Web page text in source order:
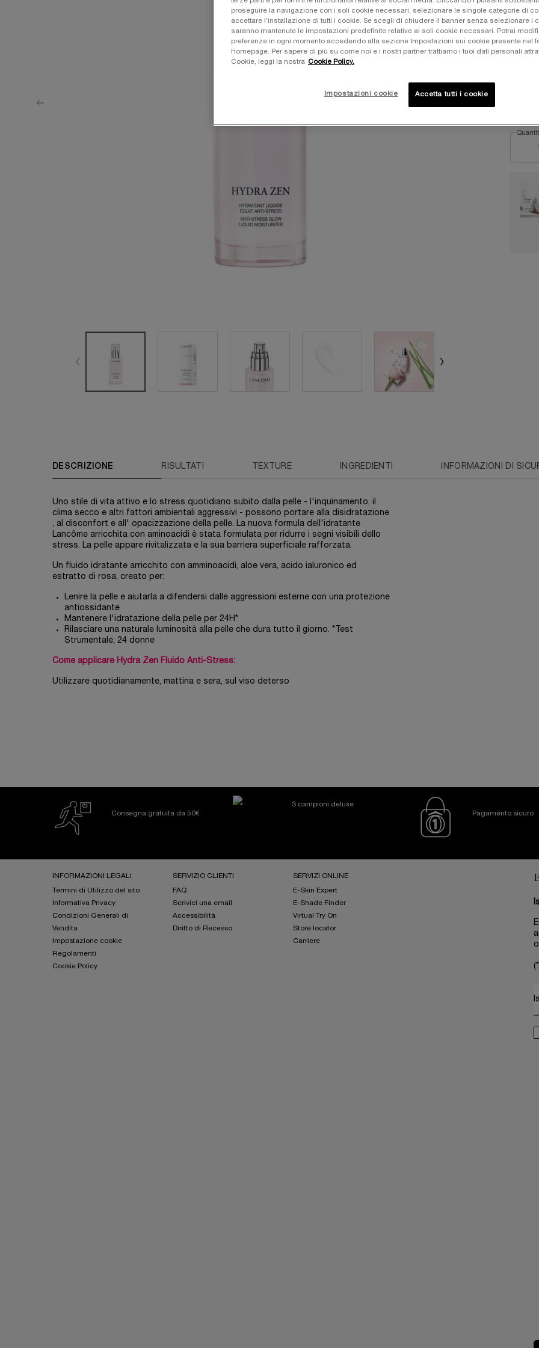
Uno
pelle -
Una
DESCRIZIONE RISULTATI TEXTURE INGREDIENTI INFORMAZIONI DI
Uno stile di vita attivo e lo stress quotidiano subito dalla pelle - l'inquinamento, il
clima secco e altri fattori ambientali aggressivi - possono portare alla disidratazione
, al disconfort e all' opacizzazione della pelle. La nuova formula dell'idratante
Lancôme arricchita con aminoacidi è stata formulata per ridurre i segni visibili dello
stress. La pelle appare rivitalizzata e la sua barriera superficiale rafforzata.
Un fluido idratante arricchito con amminoacidi, aloe vera, acido ialuronico ed
estratto di rosa, creato per:
Lenire la pelle e aiutarla a difendersi dalle aggressioni esterne con una protezione
antiossidante
Mantenere l'idratazione della pelle per 24H*
Rilasciare una naturale luminosità alla pelle che dura tutto il giorno. *Test
Strumentale, 24 donne
Come applicare Hydra Zen Fluido Anti-Stress:
Utilizzare quotidianamente, mattina e sera, sul viso deterso
Consegna gratuita da 50€
3 campioni deluxe
Pagamento sicuro
INFORMAZIONI LEGALI
Termini di Utilizzo del sito
Informativa Privacy
Condizioni Generali di
Vendita
Impostazione cookie
Regolamenti
Cookie Policy
SERVIZIO CLIENTI
FAQ
Scrivici una email
Accessibilità
Diritto di Recesso
SERVIZI ONLINE
E-Skin Expert
E-Shade Finder
Virtual Try On
Store locator
Carriere
proseguire la navigazione con i soli cookie necessari, selezionare le singole categorie di
accettare l’installazione di tutti i cookie. Se scegli di chiudere il banner senza selezionare i
saranno mantenute le impostazioni predefinite relative ai soli cookie necessari. Potrai
preferenze in ogni momento accedendo alla sezione Impostazioni sui cookie presente nel
Homepage. Per sapere di più su come noi e i nostri partner trattiamo i tuoi dati personali
Cookie, leggi la nostra
Cookie Policy.
Impostazioni cookie Accetta tutti i cookie